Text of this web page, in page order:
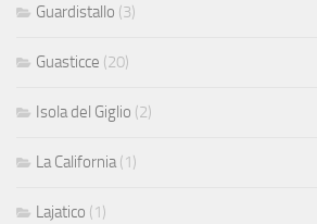
Guardistallo (3)
Guasticce (20)
Isola del Giglio (2)
La California (1)
Lajatico (1)